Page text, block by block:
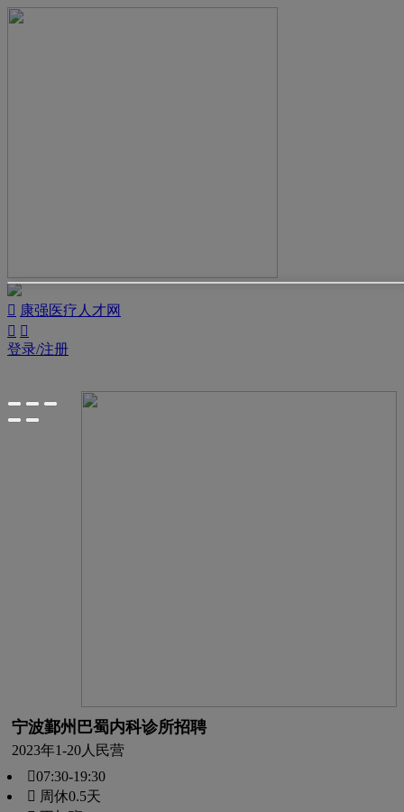
 康强医疗人才网
 
登录/注册
宁波鄞州巴蜀内科诊所招聘
2023年1-20人 民营
07:30-19:30
 周休0.5天